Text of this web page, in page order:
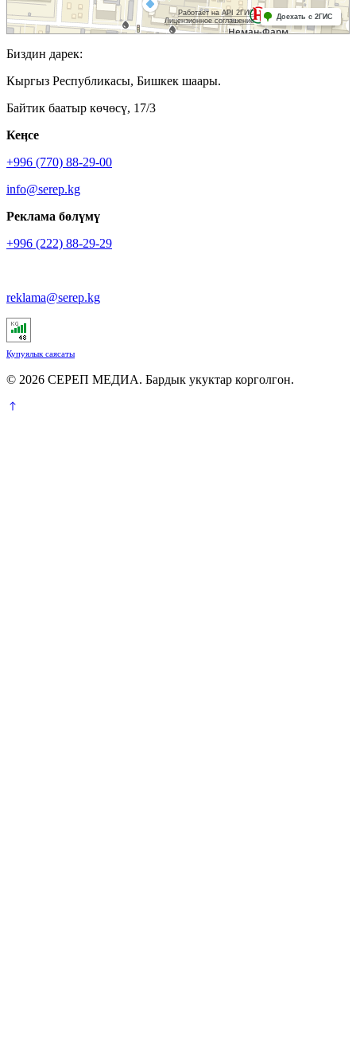
Биздин дарек:
Кыргыз Республикасы, Бишкек шаары.
Байтик баатыр көчөсү, 17/3
Кеӊсе
+996 (770) 88-29-00
info@serep.kg
Реклама бөлүмү
+996 (222) 88-29-29
reklama@serep.kg
Купуялык саясаты
© 2026 СЕРЕП МЕДИА. Бардык укуктар корголгон.